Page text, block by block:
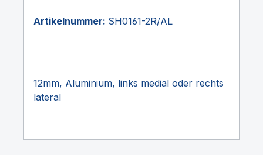
Artikelnummer: SH0161-2R/AL
12mm, Aluminium, links medial oder rechts
lateral